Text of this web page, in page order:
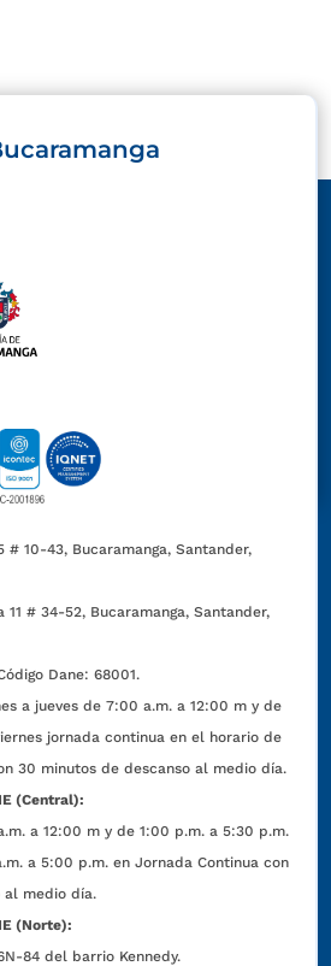
# 10-43, Bucaramanga, Santander,
11 # 34-52, Bucaramanga, Santander,
Dane: 68001.
a jueves de 7:00 a.m. a 12:00 m y de
jornada continua en el horario de
30 minutos de descanso al medio día.
(Central):
a 12:00 m y de 1:00 p.m. a 5:30 p.m.
p.m. en Jornada Continua con
al medio día.
(Norte):
84 del barrio Kennedy.